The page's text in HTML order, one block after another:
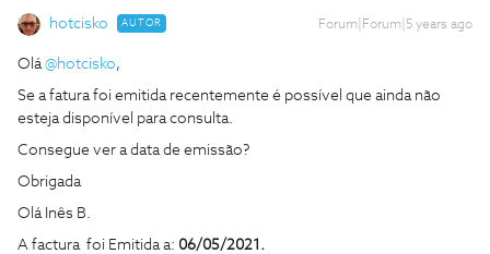
hotcisko AUTOR Forum|Forum|5 years ago
Olá@hotcisko,
Se a fatura foi emitida recentemente é possível que ainda não
esteja disponível para consulta.
Consegue ver a data de emissão?
Obrigada
Olá Inês B.
A factura foi Emitida a: 06/05/2021.